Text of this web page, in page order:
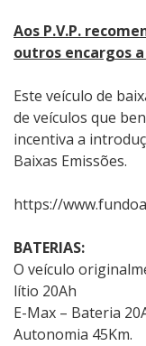
Aos P.V.P.
outros encargos
Este veículo de
de veículos que
incentiva a
Baixas Emissões.
https://
BATERIAS:
O veículo
lítio 20Ah
E-Max – Bateria
Autonomia 45Km.